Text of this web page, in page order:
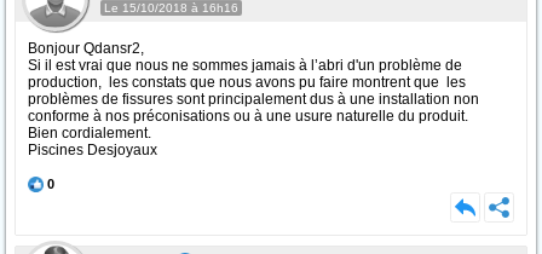
Le 15/10/2018 à 16h16
Bonjour Qdansr2,
Si il est vrai que nous ne sommes jamais à l’abri d'un problème de
production, les constats que nous avons pu faire montrent que les
problèmes de fissures sont principalement dus à une installation non
conforme à nos préconisations ou à une usure naturelle du produit.
Bien cordialement.
Piscines Desjoyaux
0